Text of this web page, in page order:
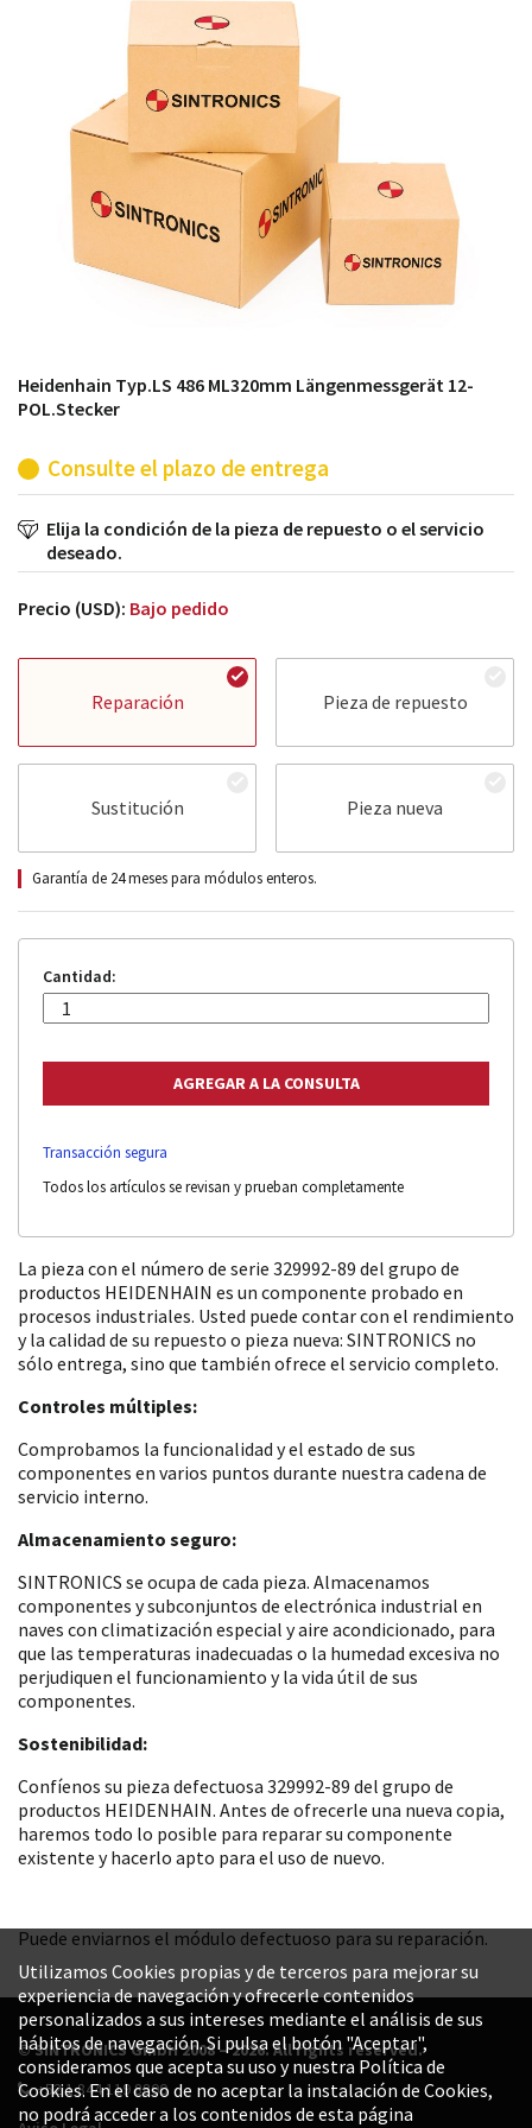
módulos antiguos a un alto nivel técnico o sustitución
de módulos descontinuados por módulos del propio
Heidenhain Typ.LS 486 ML320mm Längenmessgerät 12-
POL.Stecker
Consulte el plazo de entrega
Elija la condición de la pieza de repuesto o el servicio
deseado.
Precio (USD): Bajo pedido
Reparación Pieza de repuesto
Sustitución Pieza nueva
Garantía de 24 meses para módulos enteros.
Cantidad:
Transacción segura
Todos los artículos se revisan y prueban completamente
La pieza con el número de serie 329992-89 del grupo de
productos HEIDENHAIN es un componente probado en
procesos industriales. Usted puede contar con el rendimiento
y la calidad de su repuesto o pieza nueva: SINTRONICS no
sólo entrega, sino que también ofrece el servicio completo.
Controles múltiples:
Comprobamos la funcionalidad y el estado de sus
componentes en varios puntos durante nuestra cadena de
servicio interno.
Almacenamiento seguro:
SINTRONICS se ocupa de cada pieza. Almacenamos
componentes y subconjuntos de electrónica industrial en
naves con climatización especial y aire acondicionado, para
que las temperaturas inadecuadas o la humedad excesiva no
perjudiquen el funcionamiento y la vida útil de sus
componentes.
Sostenibilidad:
Confíenos su pieza defectuosa 329992-89 del grupo de
productos HEIDENHAIN. Antes de ofrecerle una nueva copia,
haremos todo lo posible para reparar su componente
existente y hacerlo apto para el uso de nuevo.
Puede enviarnos el módulo defectuoso para su reparación.
© SINTRONICS GmbH 2008 – 2026. All rights reserved.
+52 1 844 119 8800
Utilizamos Cookies propias y de terceros para mejorar su
experiencia de navegación y ofrecerle contenidos
personalizados a sus intereses mediante el análisis de sus
hábitos de navegación. Si pulsa el botón "Aceptar",
consideramos que acepta su uso y nuestra Política de
Cookies. En el caso de no aceptar la instalación de Cookies,
no podrá acceder a los contenidos de esta página